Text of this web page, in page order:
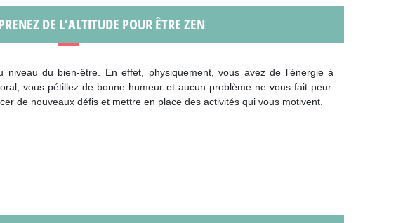
DE L’ALTITUDE POUR ÊTRE ZEN
niveau du bien-être. En effet, physiquement, vous avez de l’énergie à
vous pétillez de bonne humeur et aucun problème ne vous fait peur.
de nouveaux défis et mettre en place des activités qui vous motivent.